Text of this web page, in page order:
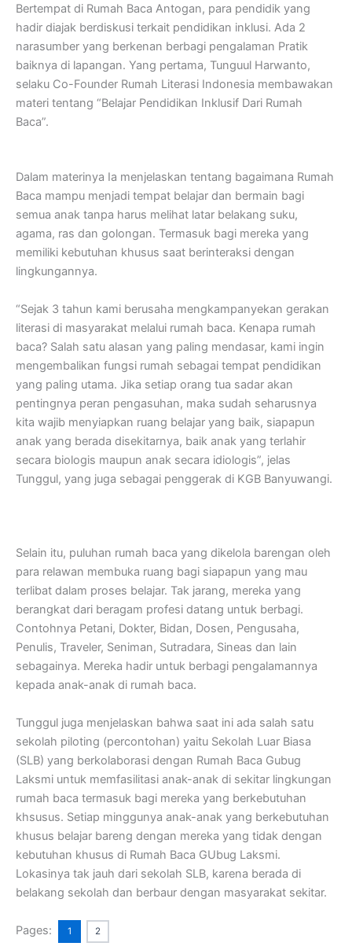
Bertempat di Rumah Baca Antogan, para pendidik yang
hadir diajak berdiskusi terkait pendidikan inklusi. Ada 2
narasumber yang berkenan berbagi pengalaman Pratik
baiknya di lapangan. Yang pertama, Tunguul Harwanto,
selaku Co-Founder Rumah Literasi Indonesia membawakan
materi tentang “Belajar Pendidikan Inklusif Dari Rumah
Baca”.
Dalam materinya Ia menjelaskan tentang bagaimana Rumah
Baca mampu menjadi tempat belajar dan bermain bagi
semua anak tanpa harus melihat latar belakang suku,
agama, ras dan golongan. Termasuk bagi mereka yang
memiliki kebutuhan khusus saat berinteraksi dengan
lingkungannya.
“Sejak 3 tahun kami berusaha mengkampanyekan gerakan
literasi di masyarakat melalui rumah baca. Kenapa rumah
baca? Salah satu alasan yang paling mendasar, kami ingin
mengembalikan fungsi rumah sebagai tempat pendidikan
yang paling utama. Jika setiap orang tua sadar akan
pentingnya peran pengasuhan, maka sudah seharusnya
kita wajib menyiapkan ruang belajar yang baik, siapapun
anak yang berada disekitarnya, baik anak yang terlahir
secara biologis maupun anak secara idiologis”, jelas
Tunggul, yang juga sebagai penggerak di KGB Banyuwangi.
Selain itu, puluhan rumah baca yang dikelola barengan oleh
para relawan membuka ruang bagi siapapun yang mau
terlibat dalam proses belajar. Tak jarang, mereka yang
berangkat dari beragam profesi datang untuk berbagi.
Contohnya Petani, Dokter, Bidan, Dosen, Pengusaha,
Penulis, Traveler, Seniman, Sutradara, Sineas dan lain
sebagainya. Mereka hadir untuk berbagi pengalamannya
kepada anak-anak di rumah baca.
Tunggul juga menjelaskan bahwa saat ini ada salah satu
sekolah piloting (percontohan) yaitu Sekolah Luar Biasa
(SLB) yang berkolaborasi dengan Rumah Baca Gubug
Laksmi untuk memfasilitasi anak-anak di sekitar lingkungan
rumah baca termasuk bagi mereka yang berkebutuhan
khsusus. Setiap minggunya anak-anak yang berkebutuhan
khusus belajar bareng dengan mereka yang tidak dengan
kebutuhan khusus di Rumah Baca GUbug Laksmi.
Lokasinya tak jauh dari sekolah SLB, karena berada di
belakang sekolah dan berbaur dengan masyarakat sekitar.
Pages: 1 2